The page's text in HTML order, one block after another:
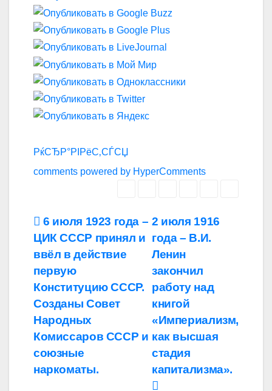
РќСЂР°РІРёС‚СЃСЏ
comments powered by HyperComments
Навигация
по
записям
2 июля 1916
года – В.И.
Ленин
закончил
работу над
книгой
«Империализм,
как высшая
стадия
капитализма».
6 июля 1923 года –
ЦИК СССР принял и
ввёл в действие
первую
Конституцию СССР.
Созданы Совет
Народных
Комиссаров СССР и
союзные
наркоматы.